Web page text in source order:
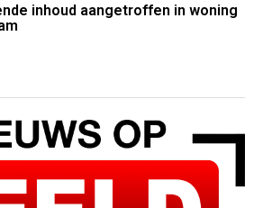
inhoud aangetroffen in woning